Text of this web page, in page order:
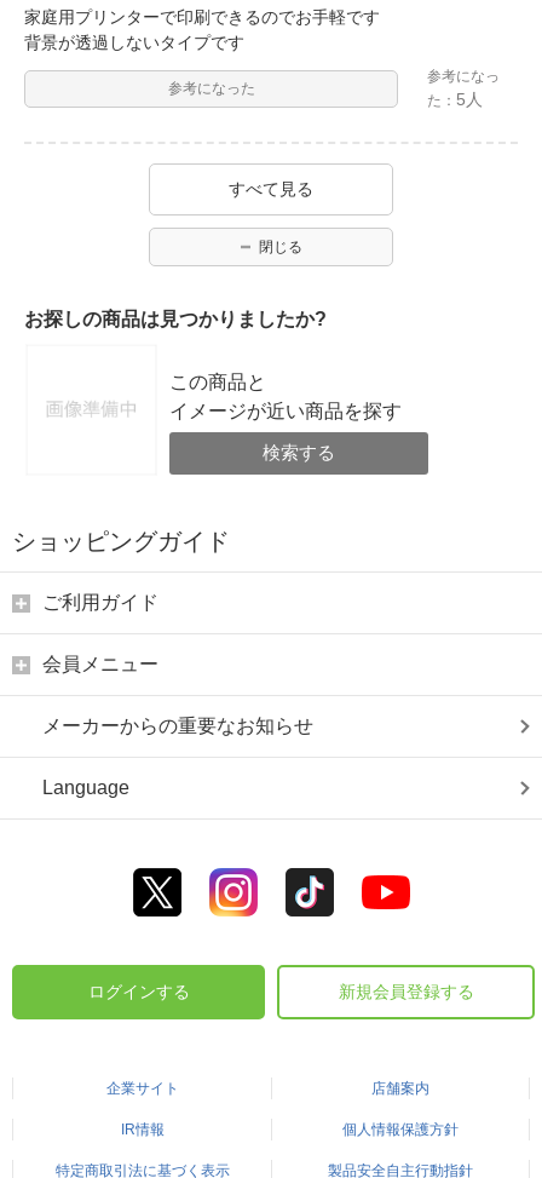
家庭用プリンターで印刷できるのでお手軽です
背景が透過しないタイプです
参考になった
参考になっ
た： 5人
すべて見る
閉じる
お探しの商品は見つかりましたか?
この商品と
イメージが近い商品を探す
検索する
ショッピングガイド
ご利用ガイド
会員メニュー
メーカーからの重要なお知らせ
Language
ログインする 新規会員登録する
企業サイト 店舗案内
IR情報 個人情報保護方針
特定商取引法に基づく表示 製品安全自主行動指針